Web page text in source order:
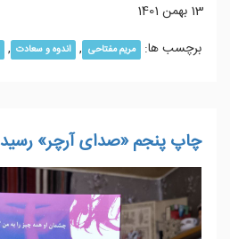
13 بهمن 1401
برچسب ها:
مریم مفتاحی , اندوه و سعادت ,
چاپ پنجم «صدای آرچر» رسید